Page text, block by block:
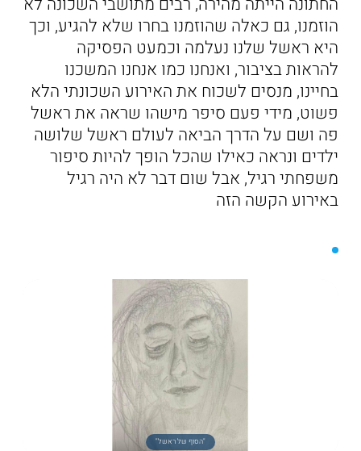
הוזמנו, גם כאלה שהוזמנו בחרו שלא להגיע, וכך
היא ראשל שלנו נעלמה וכמעט הפסיקה
להראות בציבור, ואנחנו כמו אנחנו המשכנו
בחיינו, מנסים לשכוח את האירוע השכונתי הלא
פשוט, מידי פעם סיפר מישהו שראה את ראשל
פה ושם על הדרך הביאה לעולם ראשל שלושה
ילדים ונראה כאילו שהכל הופך להיות סיפור
משפחתי רגיל, אבל שום דבר לא היה רגיל
באירוע הקשה הזה
"הסוף של ראשל"